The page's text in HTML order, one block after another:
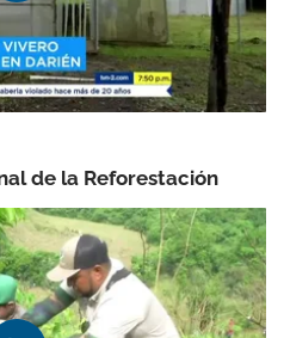
de la Reforestación